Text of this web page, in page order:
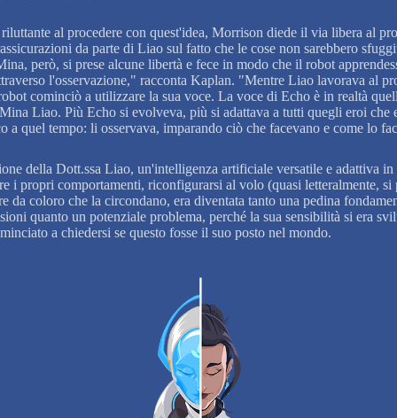
riluttante al procedere con quest'idea, Morrison diede il via libera al
da parte di Liao sul fatto che le cose non sarebbero
però, si prese alcune libertà e fece in modo che il robot
l'osservazione," racconta Kaplan. "Mentre Liao lavorava al
cominciò a utilizzare la sua voce. La voce di Echo è in realtà
Liao. Più Echo si evolveva, più si adattava a tutti quegli eroi che
a quel tempo: li osservava, imparando ciò che facevano e come lo
della Dott.ssa Liao, un'intelligenza artificiale versatile e adattiva
i propri comportamenti, riconfigurarsi al volo (quasi letteralmente, si
da coloro che la circondano, era diventata tanto una pedina
quanto un potenziale problema, perché la sua sensibilità si era
a chiedersi se questo fosse il suo posto nel mondo.